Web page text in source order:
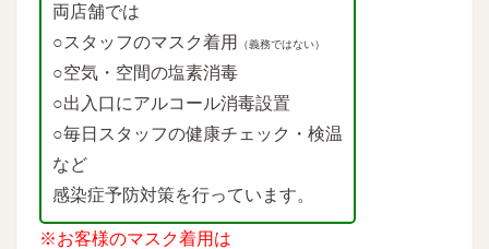
両店舗では
○スタッフのマスク着用
（義務ではない）
○空気・空間の塩素消毒
○出入口にアルコール消毒設置
○毎日スタッフの健康チェック・検温
など
感染症予防対策を行っています。
※お客様のマスク着用は